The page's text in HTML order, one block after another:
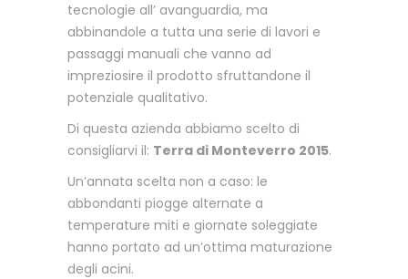
tecnologie all’ avanguardia, ma
abbinandole a tutta una serie di lavori e
passaggi manuali che vanno ad
impreziosire il prodotto sfruttandone il
potenziale qualitativo.
Di questa azienda abbiamo scelto di
consigliarvi il: Terra di Monteverro 2015.
Un’annata scelta non a caso: le
abbondanti piogge alternate a
temperature miti e giornate soleggiate
hanno portato ad un’ottima maturazione
degli acini.